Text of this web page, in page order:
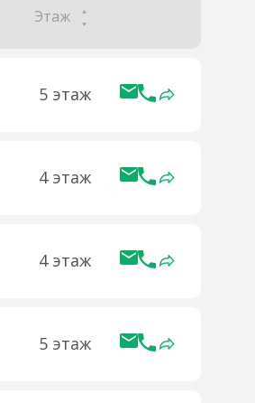
Этаж
5 этаж
4 этаж
4 этаж
5 этаж